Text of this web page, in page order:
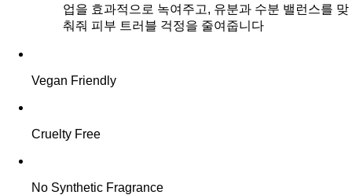
업을 효과적으로 녹여주고, 유분과 수분 밸런스를 맞
춰줘 피부 트러블 걱정을 줄여줍니다
Vegan Friendly
Cruelty Free
No Synthetic Fragrance